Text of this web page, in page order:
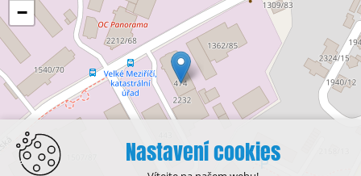
−
Nastavení cookies